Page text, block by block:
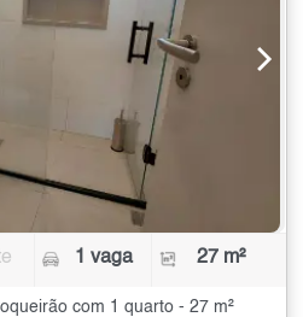
1 vaga 27 m²
com 1 quarto - 27 m²